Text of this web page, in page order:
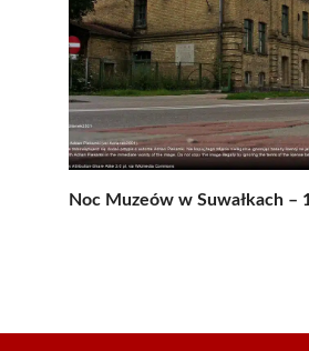
Noc Muzeów w Suwałkach –